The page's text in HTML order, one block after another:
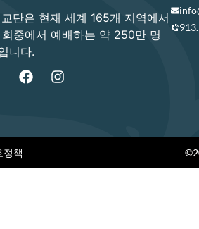
단은 현재 세계 165개 지역에서
중에서 예배하는 약 250만 명
니다.
정책